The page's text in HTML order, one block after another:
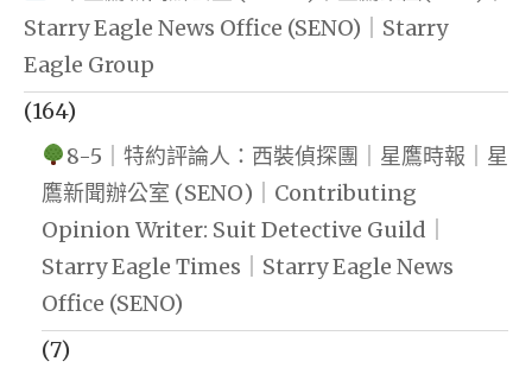
Starry Eagle News Office (SENO)｜Starry
Eagle Group
(164)
8-5｜特約評論人：西裝偵探團｜星鷹時報｜星
鷹新聞辦公室 (SENO)｜Contributing
Opinion Writer: Suit Detective Guild｜
Starry Eagle Times｜Starry Eagle News
Office (SENO)
(7)